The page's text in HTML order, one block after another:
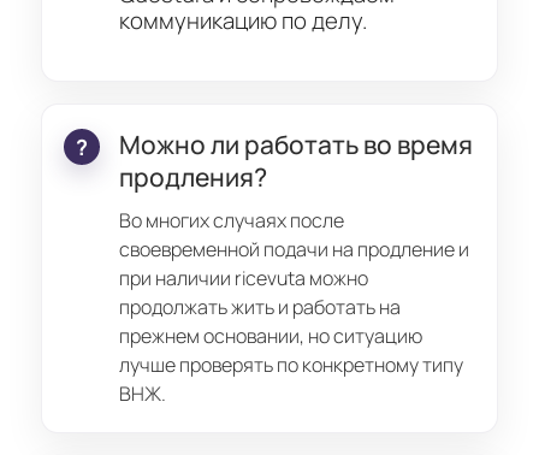
коммуникацию по делу.
Можно ли работать во время
продления?
Во многих случаях после
своевременной подачи на продление и
при наличии ricevuta можно
продолжать жить и работать на
прежнем основании, но ситуацию
лучше проверять по конкретному типу
ВНЖ.